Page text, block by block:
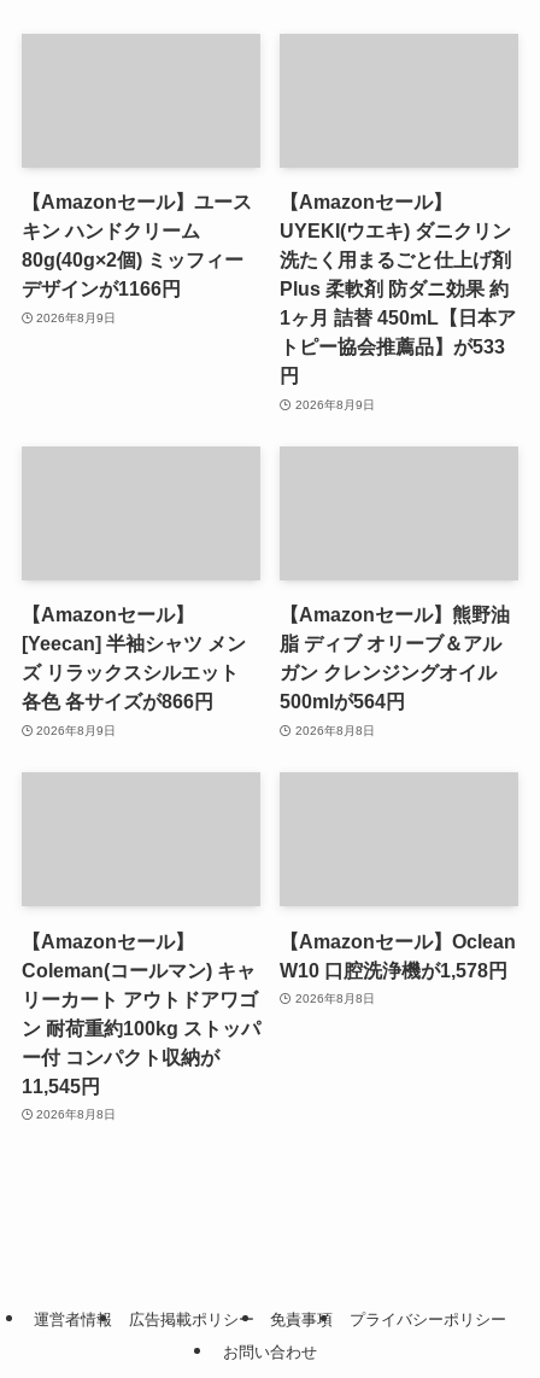
【Amazonセール】ユース
キン ハンドクリーム
80g(40g×2個) ミッフィー
デザインが1166円
2026年8月9日
【Amazonセール】
UYEKI(ウエキ) ダニクリン
洗たく用まるごと仕上げ剤
Plus 柔軟剤 防ダニ効果 約
1ヶ月 詰替 450mL【日本ア
トピー協会推薦品】が533
円
2026年8月9日
【Amazonセール】
[Yeecan] 半袖シャツ メン
ズ リラックスシルエット
各色 各サイズが866円
2026年8月9日
【Amazonセール】熊野油
脂 ディブ オリーブ＆アル
ガン クレンジングオイル
500mlが564円
2026年8月8日
【Amazonセール】
Coleman(コールマン) キャ
リーカート アウトドアワゴ
ン 耐荷重約100kg ストッパ
ー付 コンパクト収納が
11,545円
2026年8月8日
【Amazonセール】Oclean
W10 口腔洗浄機が1,578円
2026年8月8日
運営者情報 広告掲載ポリシー 免責事項
プライバシーポリシー
お問い合わせ